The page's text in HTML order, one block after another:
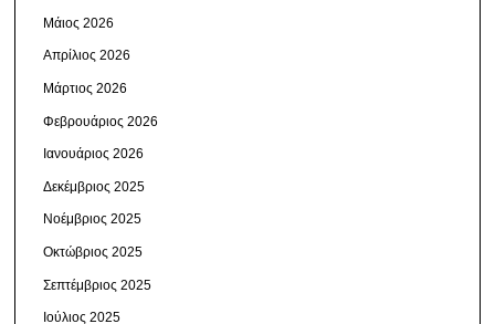
Μάιος 2026
Απρίλιος 2026
Μάρτιος 2026
Φεβρουάριος 2026
Ιανουάριος 2026
Δεκέμβριος 2025
Νοέμβριος 2025
Οκτώβριος 2025
Σεπτέμβριος 2025
Ιούλιος 2025